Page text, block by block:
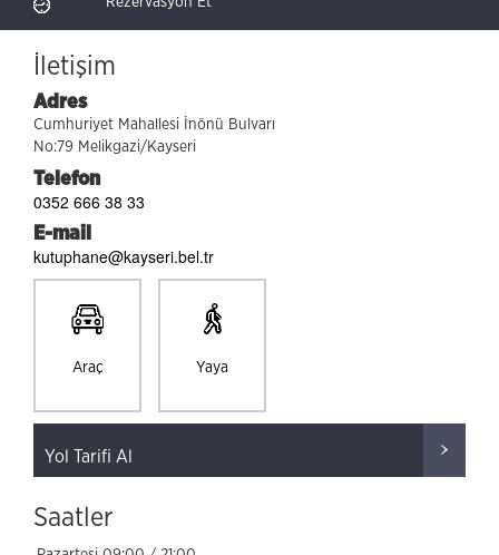
İletişim
Adres
Cumhuriyet Mahallesi İnönü Bulvarı
No:79 Melikgazi/Kayseri
Telefon
0352 666 38 33
E-mail
kutuphane@kayseri.bel.tr
Araç Yaya
Yol Tarifi Al
Saatler